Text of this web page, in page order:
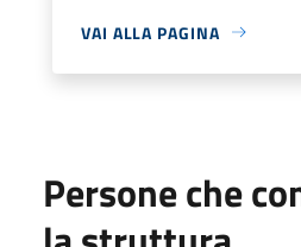
VAI ALLA PAGINA
Persone che